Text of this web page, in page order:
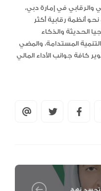
والرقابي في إمارة دبي،
أنظمة رقابية أكثر
الحديثة والذكاء
المستدامة، والمضي
كافة جوانب الأداء المالي